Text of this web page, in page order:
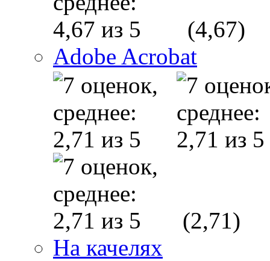
(4,67)
Adobe Acrobat
(2,71)
На качелях